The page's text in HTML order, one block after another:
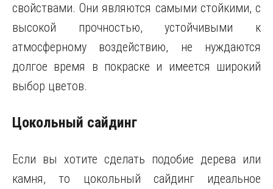
свойствами. Они являются самыми стойкими, с
высокой прочностью, устойчивыми к
атмосферному воздействию, не нуждаются
долгое время в покраске и имеется широкий
выбор цветов.
Цокольный сайдинг
Если вы хотите сделать подобие дерева или
камня, то цокольный сайдинг идеальное